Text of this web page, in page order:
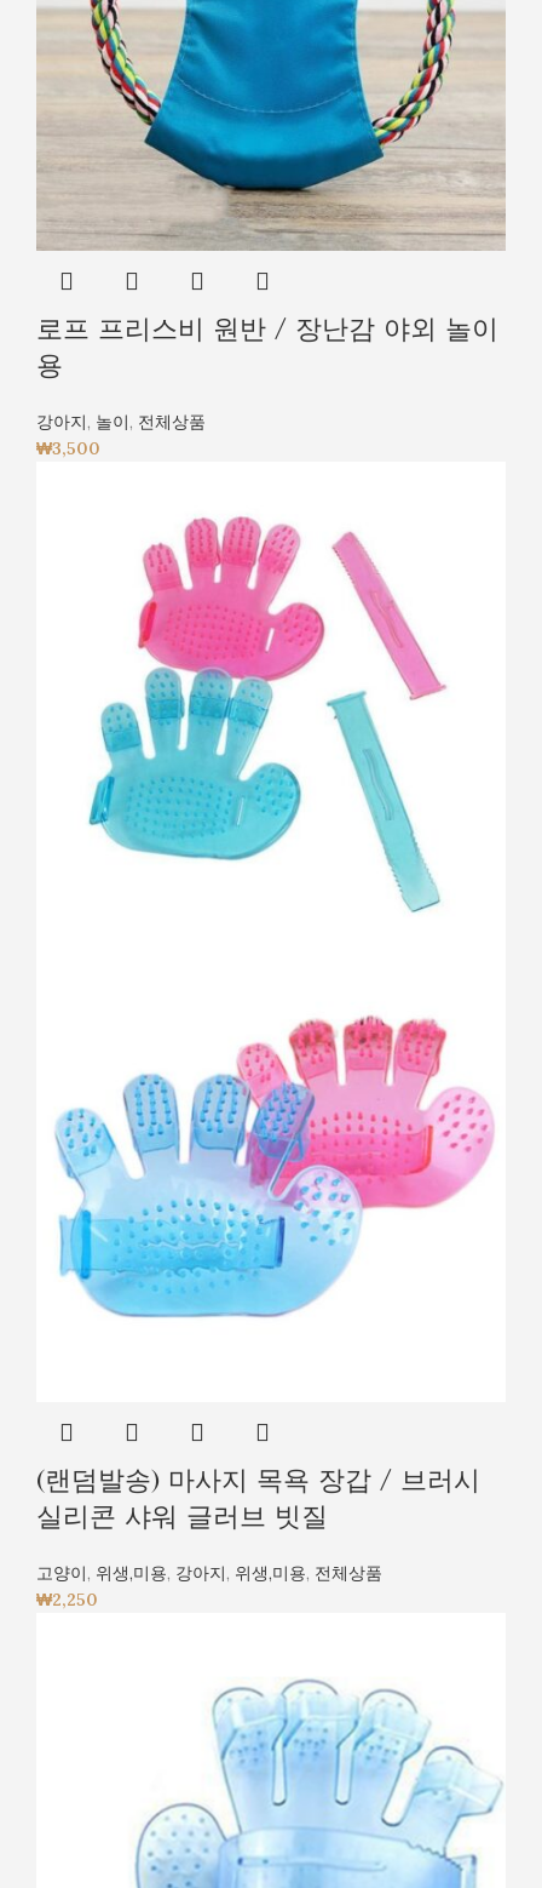
로프 프리스비 원반 / 장난감 야외 놀이
용
강아지, 놀이, 전체상품
₩3,500
(랜덤발송) 마사지 목욕 장갑 / 브러시
실리콘 샤워 글러브 빗질
고양이, 위생,미용, 강아지, 위생,미용, 전체상품
₩2,250